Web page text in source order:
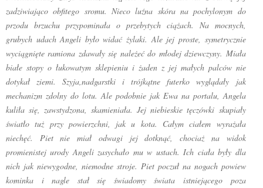
zadziwiająco obfitego sromu. Nieco luźna skóra na pochylonym do
przodu brzuchu przypominała o przebytych ciążach. Na mocnych,
grubych udach Angeli było widać żylaki. Ale jej proste, symetrycznie
wyciągnięte ramiona zdawały się należeć do młodej dziewczyny. Miała
białe stopy o łukowatym sklepieniu i żaden z jej małych palców nie
dotykał ziemi. Szyja,nadgarstki i trójkątne futerko wyglądały jak
mechanizm zdolny do lotu. Ale podobnie jak Ewa na portalu, Angela
kuliła się, zawstydzona, skamieniała. Jej niebieskie tęczówki skupiały
światło tuż przy powierzchni, jak u kota. Całym ciałem wyrażała
niechęć. Piet nie miał odwagi jej dotknąć, chociaż na widok
promienistej urody Angeli zasychało mu w ustach. Ich ciała były dla
nich jak niewygodne, niemodne stroje. Piet poczuł na nogach powiew
kominka i nagle stał się świadomy świata istniejącego poza